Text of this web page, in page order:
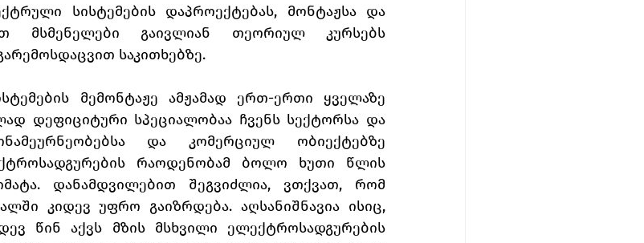
სისტემების დაპროექტებას, მონტაჟსა და
მსმენელები გაივლიან თეორიულ კურსებს
საკითხებზე.
მემონტაჟე ამჟამად ერთ-ერთი ყველაზე
დეფიციტური სპეციალობაა ჩვენს სექტორსა და
და კომერციულ ობიექტებზე
რაოდენობამ ბოლო ხუთი წლის
დანამდვილებით შეგვიძლია, ვთქვათ, რომ
კიდევ უფრო გაიზრდება. აღსანიშნავია ისიც,
წინ აქვს მზის მსხვილი ელექტროსადგურების